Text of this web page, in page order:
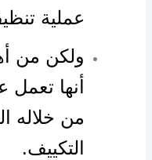
عملية
ولكن من
أنها
من خلاله
التكييف.